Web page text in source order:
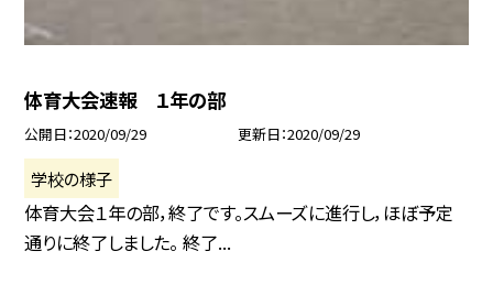
体育大会速報 １年の部
公開日 2020/09/29 更新日 2020/09/29
学校の様子
体育大会１年の部，終了です。スムーズに進行し，ほぼ予定
通りに終了しました。 終了...